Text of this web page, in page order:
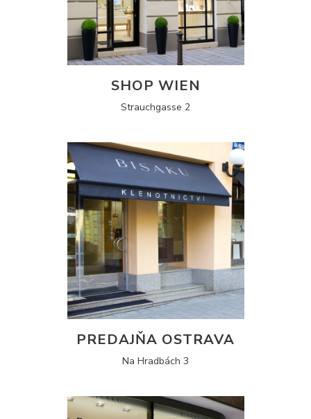
SHOP WIEN
Strauchgasse 2
PREDAJŇA OSTRAVA
Na Hradbách 3